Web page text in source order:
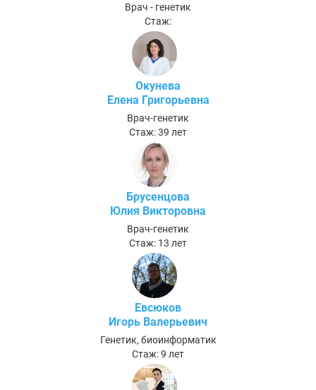
Врач - генетик
Стаж:
Окунева
Елена Григорьевна
Врач-генетик
Стаж: 39 лет
Брусенцова
Юлия Викторовна
Врач-генетик
Стаж: 13 лет
Евсюков
Игорь Валерьевич
Генетик, биоинформатик
Стаж: 9 лет